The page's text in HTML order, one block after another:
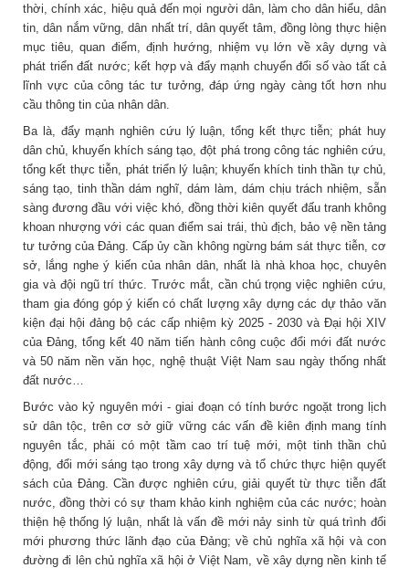
thời, chính xác, hiệu quả đến mọi người dân, làm cho dân hiểu, dân
tin, dân nắm vững, dân nhất trí, dân quyết tâm, đồng lòng thực hiện
mục tiêu, quan điểm, định hướng, nhiệm vụ lớn về xây dựng và
phát triển đất nước; kết hợp và đẩy mạnh chuyển đổi số vào tất cả
lĩnh vực của công tác tư tưởng, đáp ứng ngày càng tốt hơn nhu
cầu thông tin của nhân dân.
Ba là, đẩy mạnh nghiên cứu lý luận, tổng kết thực tiễn; phát huy
dân chủ, khuyến khích sáng tạo, đột phá trong công tác nghiên cứu,
tổng kết thực tiễn, phát triển lý luận; khuyến khích tinh thần tự chủ,
sáng tạo, tinh thần dám nghĩ, dám làm, dám chịu trách nhiệm, sẵn
sàng đương đầu với việc khó, đồng thời kiên quyết đấu tranh không
khoan nhượng với các quan điểm sai trái, thù địch, bảo vệ nền tảng
tư tưởng của Đảng. Cấp ủy cần không ngừng bám sát thực tiễn, cơ
sở, lắng nghe ý kiến của nhân dân, nhất là nhà khoa học, chuyên
gia và đội ngũ trí thức. Trước mắt, cần chú trọng việc nghiên cứu,
tham gia đóng góp ý kiến có chất lượng xây dựng các dự thảo văn
kiện đại hội đảng bộ các cấp nhiệm kỳ 2025 - 2030 và Đại hội XIV
của Đảng, tổng kết 40 năm tiến hành công cuộc đổi mới đất nước
và 50 năm nền văn học, nghệ thuật Việt Nam sau ngày thống nhất
đất nước…
Bước vào kỷ nguyên mới - giai đoạn có tính bước ngoặt trong lịch
sử dân tộc, trên cơ sở giữ vững các vấn đề kiên định mang tính
nguyên tắc, phải có một tầm cao trí tuệ mới, một tinh thần chủ
động, đổi mới sáng tạo trong xây dựng và tổ chức thực hiện quyết
sách của Đảng. Cần được nghiên cứu, giải quyết từ thực tiễn đất
nước, đồng thời có sự tham khảo kinh nghiệm của các nước; hoàn
thiện hệ thống lý luận, nhất là vấn đề mới nảy sinh từ quá trình đổi
mới phương thức lãnh đạo của Đảng; về chủ nghĩa xã hội và con
đường đi lên chủ nghĩa xã hội ở Việt Nam, về xây dựng nền kinh tế